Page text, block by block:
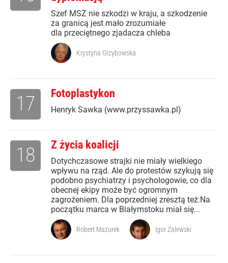
Szef MSZ nie szkodzi w kraju, a szkodzenie
za granicą jest mało zrozumiałe
dla przeciętnego zjadacza chleba
Krystyna Grzybowska
Fotoplastykon
Henryk Sawka (www.przyssawka.pl)
17
Z życia koalicji
Dotychczasowe strajki nie miały wielkiego
wpływu na rząd. Ale do protestów szykują się
podobno psychiatrzy i psychologowie, co dla
obecnej ekipy może być ogromnym
zagrożeniem. Dla poprzedniej zresztą też.Na
początku marca w Białymstoku miał się...
18
Robert Mazurek Igor Zalewski